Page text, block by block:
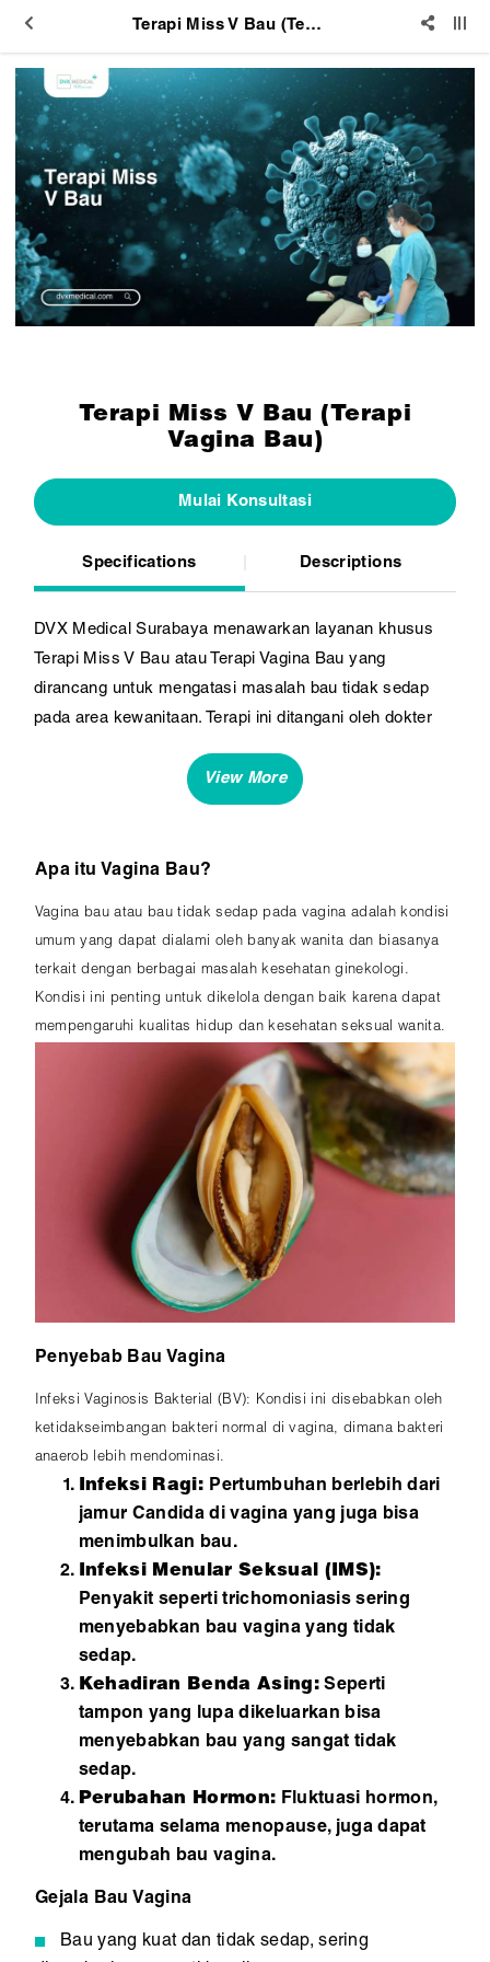
Terapi Miss V Bau (Terapi Vagina Bau)
Terapi Miss V Bau (Terapi
Vagina Bau)
Mulai Konsultasi
Specifications Descriptions
DVX Medical Surabaya menawarkan layanan khusus
Terapi Miss V Bau atau Terapi Vagina Bau yang
dirancang untuk mengatasi masalah bau tidak sedap
pada area kewanitaan. Terapi ini ditangani oleh dokter
berpengalaman, memastikan pemeriksaan dan
penanganan sesuai dengan standar Evidence-Based
berbasis bukti, terapi ini ditujukan untuk mengidentifikasi
Apa itu Vagina Bau?
Vagina bau atau bau tidak sedap pada vagina adalah kondisi
umum yang dapat dialami oleh banyak wanita dan biasanya
terkait dengan berbagai masalah kesehatan ginekologi.
Kondisi ini penting untuk dikelola dengan baik karena dapat
mempengaruhi kualitas hidup dan kesehatan seksual wanita.
Penyebab Bau Vagina
Infeksi Vaginosis Bakterial (BV): Kondisi ini disebabkan oleh
ketidakseimbangan bakteri normal di vagina, dimana bakteri
anaerob lebih mendominasi.
Infeksi Ragi: Pertumbuhan berlebih dari
jamur Candida di vagina yang juga bisa
menimbulkan bau.
Infeksi Menular Seksual (IMS):
Penyakit seperti trichomoniasis sering
menyebabkan bau vagina yang tidak
sedap.
Kehadiran Benda Asing:Seperti
tampon yang lupa dikeluarkan bisa
menyebabkan bau yang sangat tidak
sedap.
Perubahan Hormon: Fluktuasi hormon,
terutama selama menopause, juga dapat
mengubah bau vagina.
Gejala Bau Vagina
Bau yang kuat dan tidak sedap, sering